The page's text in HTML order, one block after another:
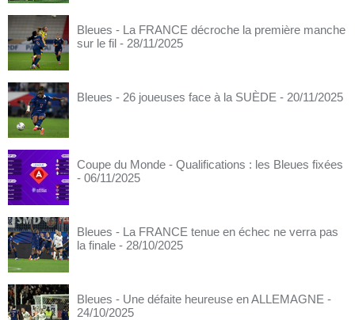
Bleues - La FRANCE décroche la première manche
sur le fil - 28/11/2025
Bleues - 26 joueuses face à la SUÈDE - 20/11/2025
Coupe du Monde - Qualifications : les Bleues fixées
- 06/11/2025
Bleues - La FRANCE tenue en échec ne verra pas
la finale - 28/10/2025
Bleues - Une défaite heureuse en ALLEMAGNE -
24/10/2025